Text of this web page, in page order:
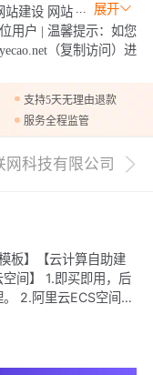
展开
站建设 网站
用户 | 温馨提示：如您
（复制访问）进
个行业，多行业网站
支持5天无理由退款
服务全程监管
科技有限公司
板】【云计算自助建
间】 1.即买即用，后
2.阿里云ECS空间，
管理+专业售后指导